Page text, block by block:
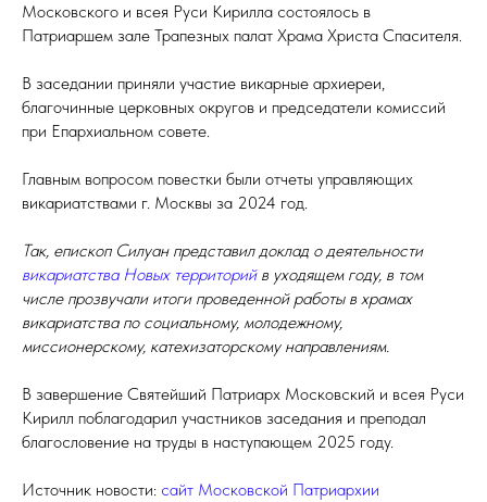
Московского и всея Руси Кирилла состоялось в
Патриаршем зале Трапезных палат Храма Христа Спасителя.
В заседании приняли участие викарные архиереи,
благочинные церковных округов и председатели комиссий
при Епархиальном совете.
Главным вопросом повестки были отчеты управляющих
викариатствами г. Москвы за 2024 год.
Так, епископ Силуан представил доклад о деятельности
викариатства Новых территорийв уходящем году, в том
числе прозвучали итоги проведенной работы в храмах
викариатства по социальному, молодежному,
миссионерскому, катехизаторскому направлениям.
В завершение Святейший Патриарх Московский и всея Руси
Кирилл поблагодарил участников заседания и преподал
благословение на труды в наступающем 2025 году.
Источник новости: сайт Московской Патриархии